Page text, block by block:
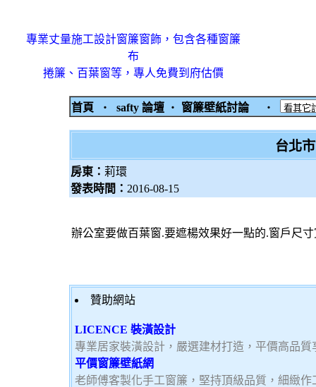
專業丈量施工設計窗簾窗飾，包含各種窗簾
布
捲簾、百葉窗等，專人免費到府估價
首頁 ‧ safty 論壇 ‧ 窗簾壁紙討論 ‧
台北
房東： 莉環
發表時間： 2016-08-15
辦公室要做百葉窗.要遮楊效果好一點的.窗戶尺
贊助網站
LICENCE 裝潢設計
專業居家裝潢設計，嚴選建材打造，平價高品
平價窗簾壁紙網
老師傅客製化手工窗簾，堅持頂級品質，細緻